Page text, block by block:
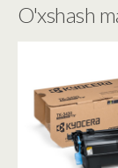
O'xshash